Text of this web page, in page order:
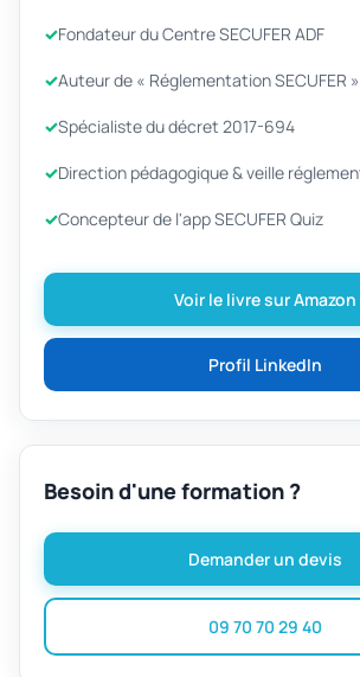
Fondateur du Centre SECUFER ADF
Auteur de « Réglementation SECUFER »
Spécialiste du décret 2017-694
Direction pédagogique & veille
Concepteur de l'app SECUFER Quiz
Voir le livre sur Amazon
Profil LinkedIn
Besoin d'une formation ?
Demander un devis
09 70 70 29 40